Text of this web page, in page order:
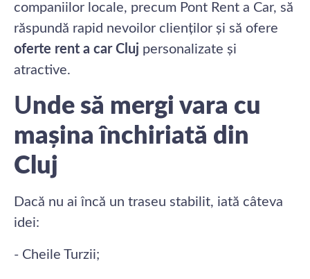
companiilor locale, precum Pont Rent a Car, să
răspundă rapid nevoilor clienților și să ofere
oferte rent a car Cluj personalizate și
atractive.
Unde să mergi vara cu
mașina închiriată din
Cluj
Dacă nu ai încă un traseu stabilit, iată câteva
idei:
- Cheile Turzii;